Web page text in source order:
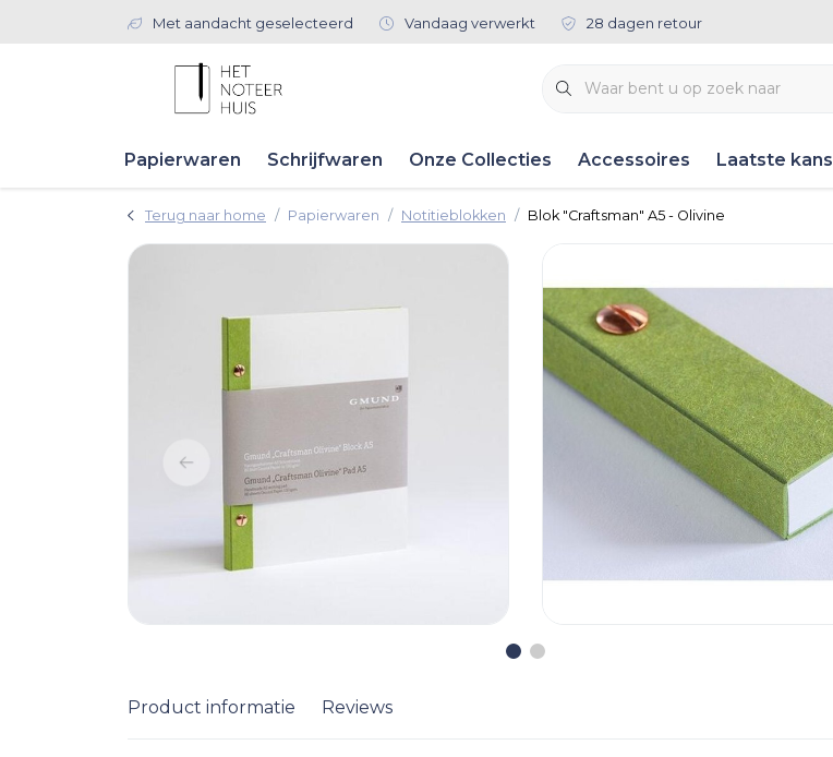
Met aandacht geselecteerd Vandaag verwerkt 28 dagen retour
Papierwaren Schrijfwaren Onze Collecties Accessoires Laatste kans
Terug naar home Papierwaren Notitieblokken Blok "Craftsman" A5 - Olivine
Product informatie Reviews